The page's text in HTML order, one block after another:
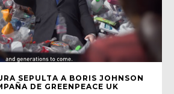
SEPULTA A BORIS JOHNSON
DE GREENPEACE UK